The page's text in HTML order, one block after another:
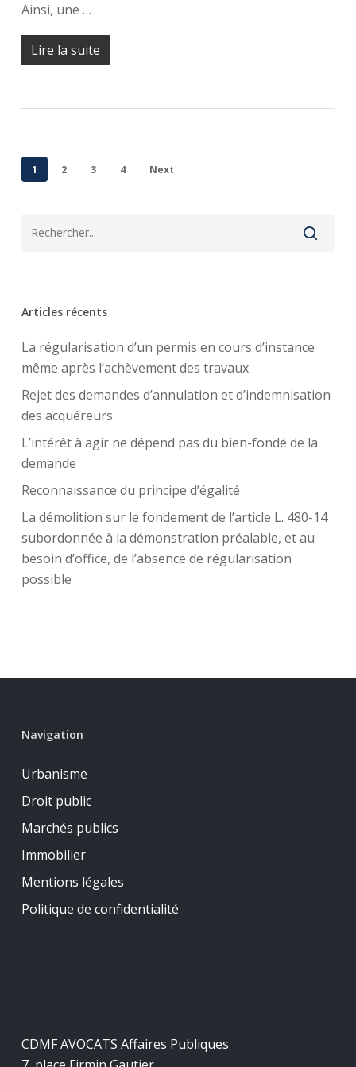
Ainsi, une …
Lire la suite
1 2 3 4 Next
Articles récents
La régularisation d’un permis en cours d’instance
même après l’achèvement des travaux
Rejet des demandes d’annulation et d’indemnisation
des acquéreurs
L’intérêt à agir ne dépend pas du bien-fondé de la
demande
Reconnaissance du principe d’égalité
La démolition sur le fondement de l’article L. 480-14
subordonnée à la démonstration préalable, et au
besoin d’office, de l’absence de régularisation
possible
Navigation
Urbanisme
Droit public
Marchés publics
Immobilier
Mentions légales
Politique de confidentialité
CDMF AVOCATS Affaires Publiques